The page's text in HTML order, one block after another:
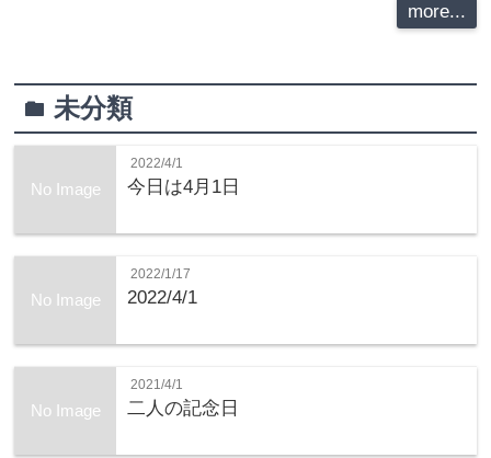
more...
folder未分類
No Image
2022/4/1
今日は4月1日
No Image
2022/1/17
2022/4/1
No Image
2021/4/1
二人の記念日